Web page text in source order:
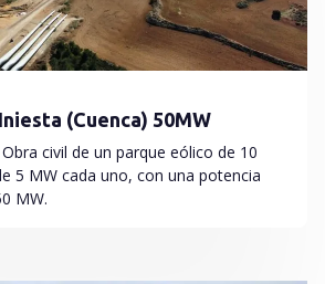
(Cuenca) 50MW
civil de un parque eólico de 10
5 MW cada uno, con una potencia
MW.